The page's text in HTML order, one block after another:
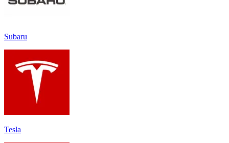
Subaru
Tesla